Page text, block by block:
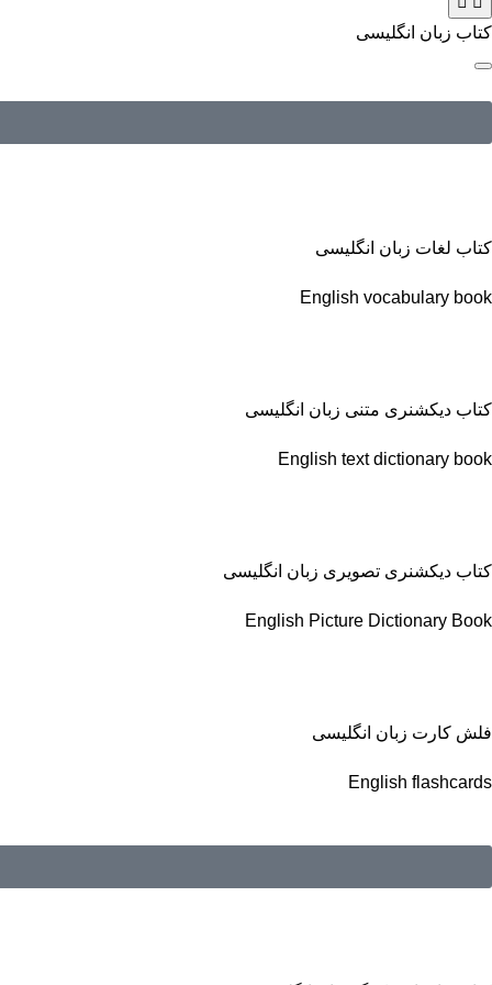
کتاب زبان انگلیسی
کتاب لغات زبان انگلیسی
English vocabulary book
کتاب دیکشنری متنی زبان انگلیسی
English text dictionary book
کتاب دیکشنری تصویری زبان انگلیسی
English Picture Dictionary Book
فلش کارت زبان انگلیسی
English flashcards